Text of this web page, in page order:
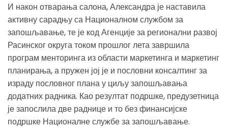
И након отварања салона, Александра је наставила
активну сарадњу са Националном службом за
запошљавање, те је код Агенције за регионални развој
Расинског округа током прошлог лета завршила
програм менторинга из области маркетинга и маркетинг
планирања, а пружен јој је и пословни консалтинг за
израду пословног плана у циљу запошљавања
додатних радника. Као резултат подршке, предузетница
је запослила две раднице и то без финансијске
подршке Националне службе за запошљавање.